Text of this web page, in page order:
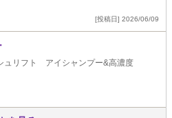
[投稿日] 2026/06/09
ュリフト アイシャンプー&高濃度